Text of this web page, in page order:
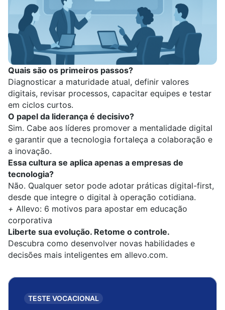
Quais são os primeiros passos?
Diagnosticar a maturidade atual, definir valores
digitais, revisar processos, capacitar equipes e testar
em ciclos curtos.
O papel da liderança é decisivo?
Sim. Cabe aos líderes promover a mentalidade digital
e garantir que a tecnologia fortaleça a colaboração e
a inovação.
Essa cultura se aplica apenas a empresas de
tecnologia?
Não. Qualquer setor pode adotar práticas digital-first,
desde que integre o digital à operação cotidiana.
+ Allevo: 6 motivos para apostar em educação
corporativa
Liberte sua evolução. Retome o controle.
Descubra como desenvolver novas habilidades e
decisões mais inteligentes em allevo.com.
TESTE VOCACIONAL